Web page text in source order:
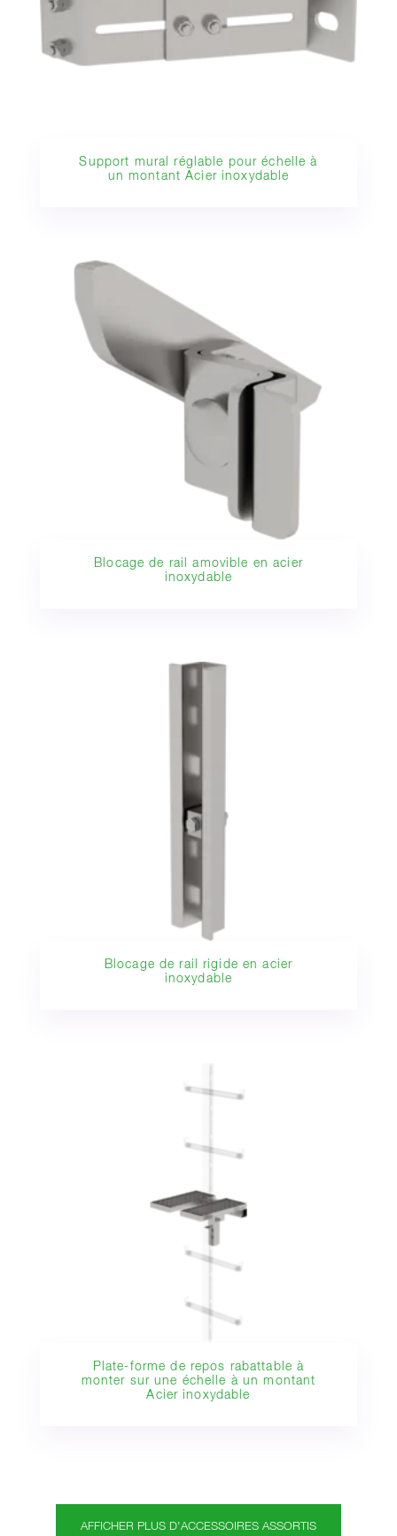
Support mural réglable pour échelle à
un montant Acier inoxydable
Blocage de rail amovible en acier
inoxydable
Blocage de rail rigide en acier
inoxydable
Plate-forme de repos rabattable à
monter sur une échelle à un montant
Acier inoxydable
AFFICHER PLUS D'ACCESSOIRES ASSORTIS